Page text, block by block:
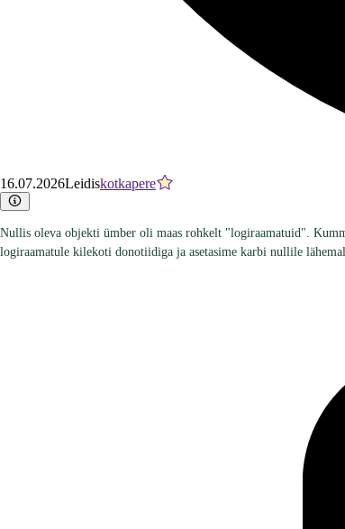
16.07.2026Leidiskotkapere
Nullis oleva objekti ümber oli maas rohkelt "logiraamatuid".
logiraamatule kilekoti donotiidiga ja asetasime karbi nullile